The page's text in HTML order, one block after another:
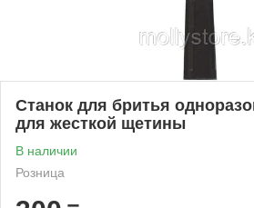
Станок для бритья
для жесткой щетины
В наличии
Розница